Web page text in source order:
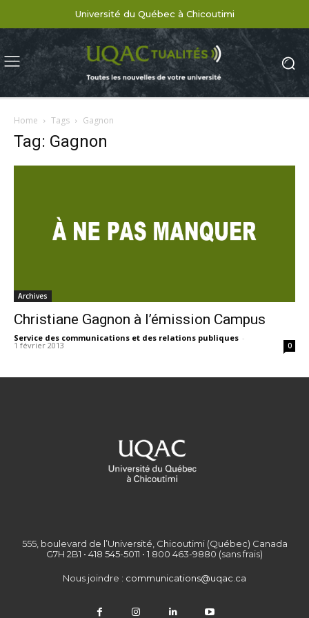
Université du Québec à Chicoutimi
Home Tags Gagnon
Tag: Gagnon
Archives
Christiane Gagnon à l’émission Campus
Service des communications et des relations publiques -
1 février 2013 0
555, boulevard de l’Université, Chicoutimi (Québec) Canada
G7H 2B1 • 418 545-5011 • 1 800 463-9880 (sans frais)
Nous joindre : communications@uqac.ca